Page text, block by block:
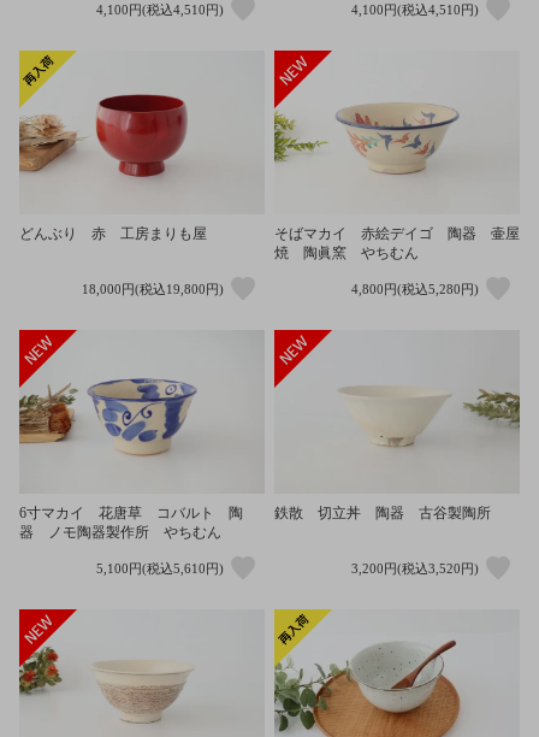
4,100円(税込4,510円) 4,100円(税込4,510円)
どんぶり 赤 工房まりも屋
18,000円(税込19,800円)
そばマカイ 赤絵デイゴ 陶器 壷屋
焼 陶眞窯 やちむん
4,800円(税込5,280円)
6寸マカイ 花唐草 コバルト 陶
器 ノモ陶器製作所 やちむん
5,100円(税込5,610円)
鉄散 切立丼 陶器 古谷製陶所
3,200円(税込3,520円)